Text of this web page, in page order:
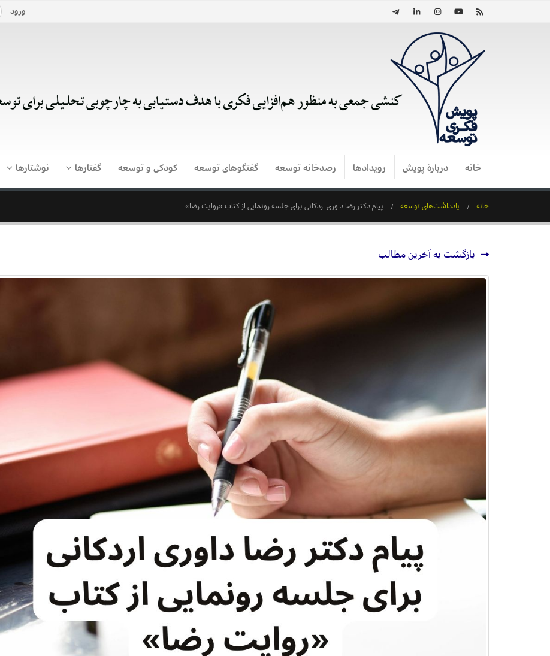
ورود
خانه دربارۀ پویش رویدادها رصدخانه توسعه گفتگوهای توسعه کودکی و توسعه گفتارها نوشتارها
خانه یادداشت‌های توسعه پیام دکتر رضا داوری اردکانی برای جلسه رونمایی از کتاب «روایت رضا»
بازگشت به آخرین مطالب